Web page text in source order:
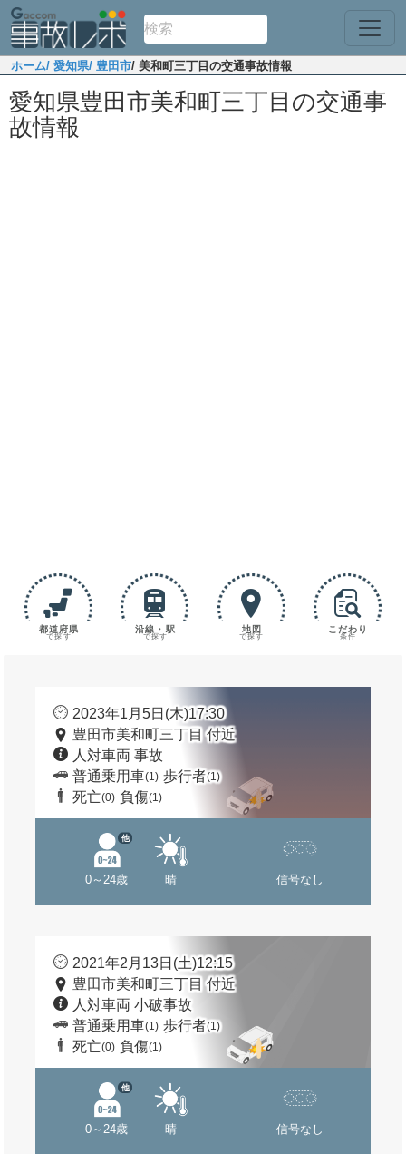
ホーム/ 愛知県/ 豊田市/ 美和町三丁目の交通事故情報
愛知県豊田市美和町三丁目の交通事
故情報
都道府県
で探す
沿線・駅
で探す
地図
で探す
こだわり
条件
2023年1月5日(木)17:30
豊田市美和町三丁目 付近
人対車両 事故
普通乗用車(1) 歩行者(1)
死亡(0) 負傷(1)
0～24歳
他
晴 信号なし
2021年2月13日(土)12:15
豊田市美和町三丁目 付近
人対車両 小破事故
普通乗用車(1) 歩行者(1)
死亡(0) 負傷(1)
0～24歳
他
晴 信号なし